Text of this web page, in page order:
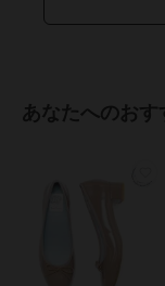
カラー
あなたへのお